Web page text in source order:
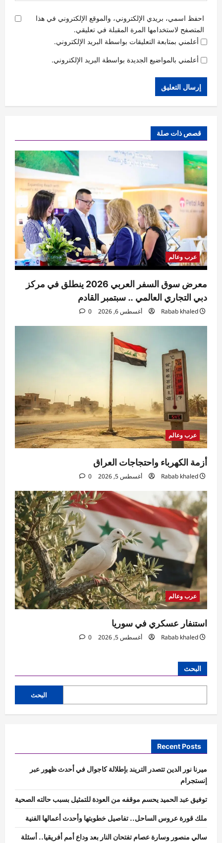
احفظ اسمي، بريدي الإلكتروني، والموقع الإلكتروني في هذا
المتصفح لاستخدامها المرة المقبلة في تعليقي.
أعلمني بمتابعة التعليقات بواسطة البريد الإلكتروني.
أعلمني بالمواضيع الجديدة بواسطة البريد الإلكتروني.
قصص ذات صلة
عرب وعالم
معرض سوق السفر العربي 2026 ينطلق في مركز
دبي التجاري العالمي .. سبتمبر القادم
Rabab khaled أغسطس 6, 2026 0
عرب وعالم
أزمة الكهرباء واحتجاجات العراق
Rabab khaled أغسطس 5, 2026 0
عرب وعالم
استنفار عسكري في سوريا
Rabab khaled أغسطس 5, 2026 0
البحث
البحث
Recent Posts
ميرنا نور الدين تتصدر التريند بإطلالة كاجوال في أحدث ظهور عبر
إنستجرام
توفيق عبد الحميد يحسم موقفه من العودة للتمثيل بسبب حالته الصحية
ملك قورة عروس الساحل.. تفاصيل خطوبتها وأحدث أعمالها الفنية
سالي منصور وسارة عصام تفتحان النار بعد وداع أمم أفريقيا.. أسئلة